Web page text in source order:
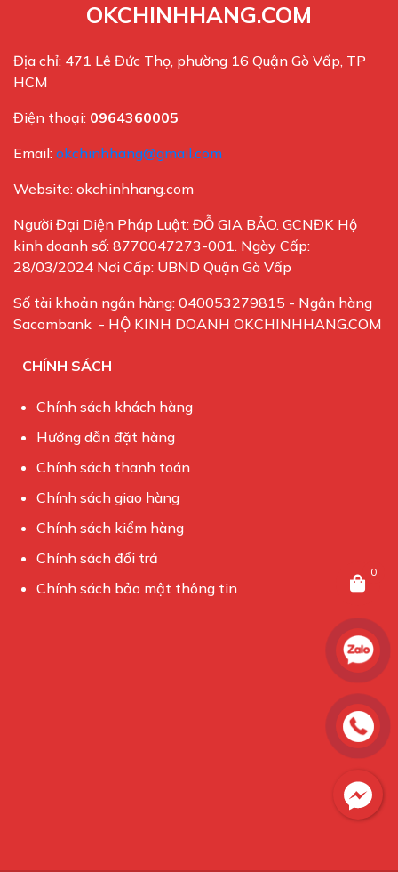
OKCHINHHANG.COM
Địa chỉ: 471 Lê Đức Thọ, phường 16 Quận Gò Vấp, TP
HCM
Điện thoại: 0964360005
Email: okchinhhang@gmail.com
Website: okchinhhang.com
Người Đại Diện Pháp Luật: ĐỖ GIA BẢO. GCNĐK Hộ
kinh doanh số: 8770047273-001. Ngày Cấp:
28/03/2024 Nơi Cấp: UBND Quận Gò Vấp
Số tài khoản ngân hàng: 040053279815 - Ngân hàng
Sacombank - HỘ KINH DOANH OKCHINHHANG.COM
CHÍNH SÁCH
Chính sách khách hàng
Hướng dẫn đặt hàng
Chính sách thanh toán
Chính sách giao hàng
Chính sách kiểm hàng
Chính sách đổi trả
Chính sách bảo mật thông tin
0